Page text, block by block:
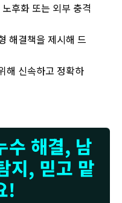
후화 또는 외부 충격
해결책을 제시해 드
해 신속하고 정확하
수 해결, 남
지, 믿고 맡
!